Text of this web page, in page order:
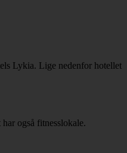
Lykia. Lige nedenfor hotellet
også fitnesslokale.